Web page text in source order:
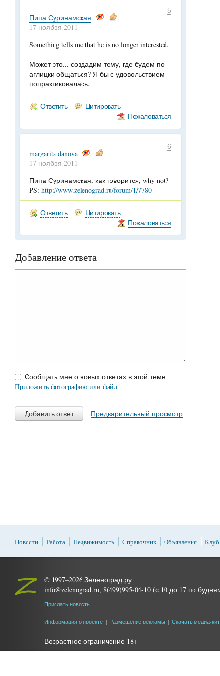
5
Пипа Суринамская
17 ноября 2011
Something tells me that he is no longer interested.
Может это... создадим тему, где будем по-
аглицки общаться? Я бы с удовольствием
попрактиковалась.
Ответить
Цитировать
Пожаловаться
6
margarita danova
17 ноября 2011
Пипа Суринамская, как говорится, why not?
PS: http://www.zelenograd.ru/forum/1/7780
Ответить
Цитировать
Пожаловаться
Добавление ответа
Сообщать мне о новых ответах в этой теме
Приложить фотографию или файл
Добавить ответ Предварительный просмотр
Новости Работа Недвижимость Справочник Объявления Клуб
© 1997–2026 Зеленоград.ру
info@zelenograd.ru, 8(499)995-04-10 (с 10 до 17 по
Прислать новость
Информация о проекте Размещение рекламы Скачать медиа-кит
Возрастное ограничение 18+